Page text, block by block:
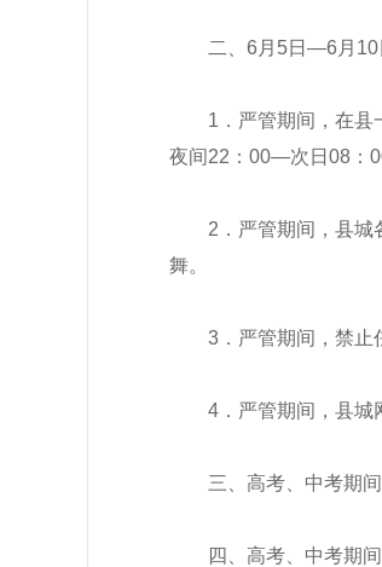
二、 6月5日—6月10
1．严管期间，在县
夜间22：00—次日08：
2．严管期间，县城
舞。
3． 严管期间，禁止
4．严管期间，县城
三、高考、中考期
四、高考、中考期